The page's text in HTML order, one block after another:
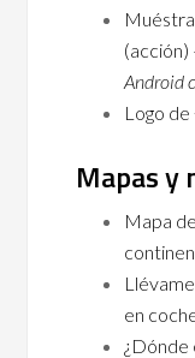
(acción)
Android
Logo
Mapas y
Mapa
en
¿Dónde